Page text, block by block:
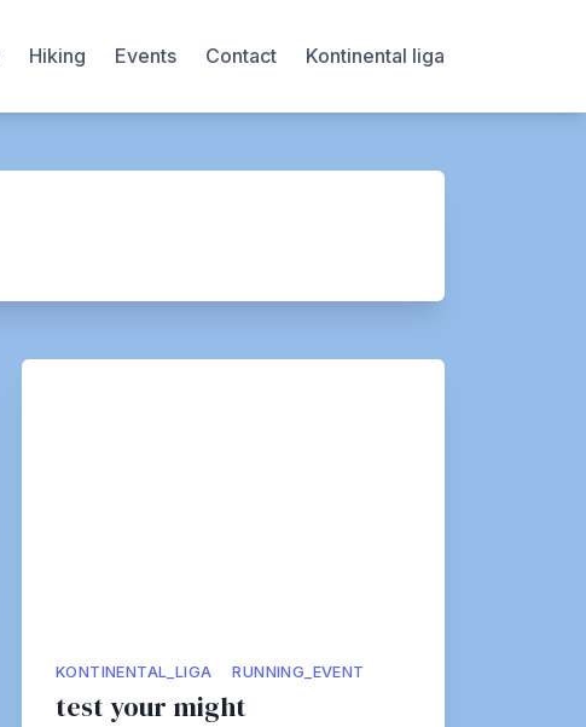
Hiking Events Contact Kontinental liga
KONTINENTAL_LIGA RUNNING_EVENT
test your might